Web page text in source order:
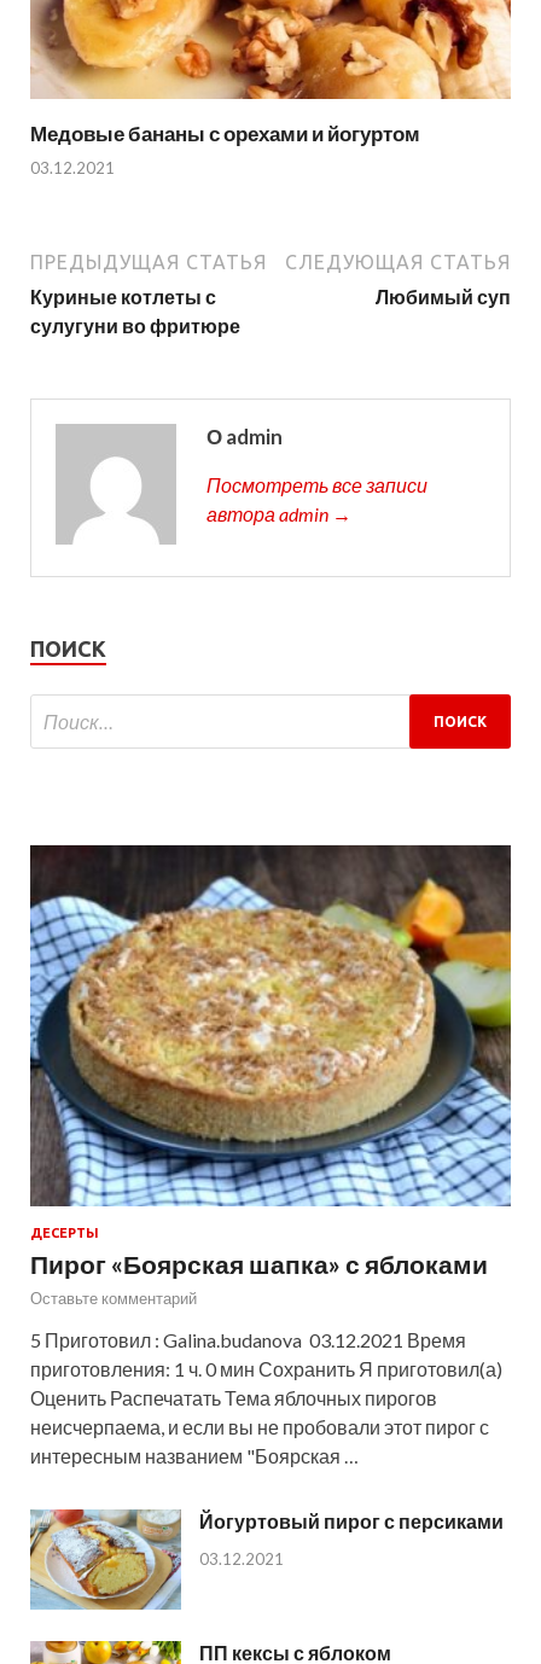
Медовые бананы с орехами и йогуртом
03.12.2021
ПРЕДЫДУЩАЯ СТАТЬЯ
Куриные котлеты с
сулугуни во фритюре
СЛЕДУЮЩАЯ СТАТЬЯ
Любимый суп
О admin
Посмотреть все записи
автора admin →
ПОИСК
ДЕСЕРТЫ
Пирог «Боярская шапка» с яблоками
Оставьте комментарий
5 Приготовил : Galina.budanova 03.12.2021 Время
приготовления: 1 ч. 0 мин Сохранить Я приготовил(а)
Оценить Распечатать Тема яблочных пирогов
неисчерпаема, и если вы не пробовали этот пирог с
интересным названием "Боярская …
Йогуртовый пирог с персиками
03.12.2021
ПП кексы с яблоком